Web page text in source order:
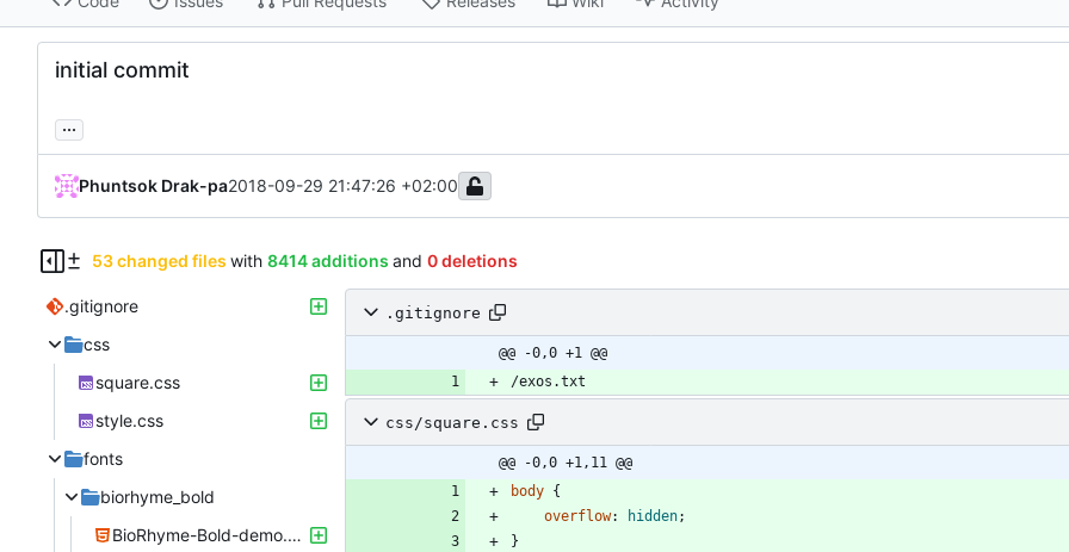
initial commit
...
Phuntsok Drak-pa2018-09-29 21:47:26 +02:00
53 changed files with 8414 additions and 0 deletions
.gitignore
css
square.css
style.css
fonts
biorhyme_bold
BioRhyme-Bold-demo.html
.gitignore
@@ -0,0 +1 @@
css/square.css
@@ -0,0 +1,11 @@
body {
overflow: hidden;
}